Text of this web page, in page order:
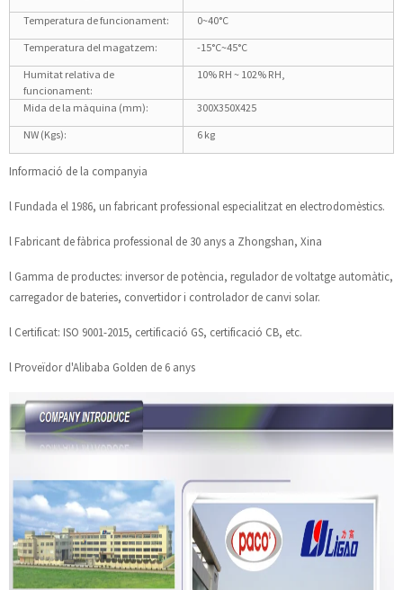
Temperatura de funcionament:
0~40°C
Temperatura del magatzem:
-15°C~45°C
Humitat relativa de
funcionament:
10% RH ~ 102% RH,
Mida de la màquina (mm):
300X350X425
NW (Kgs):
6 kg
Informació de la companyia
l Fundada el 1986, un fabricant professional especialitzat en electrodomèstics.
l Fabricant de fàbrica professional de 30 anys a Zhongshan, Xina
l Gamma de productes: inversor de potència, regulador de voltatge automàtic,
carregador de bateries, convertidor i controlador de canvi solar.
l Certificat: ISO 9001-2015, certificació GS, certificació CB, etc.
l Proveïdor d'Alibaba Golden de 6 anys